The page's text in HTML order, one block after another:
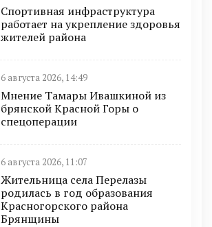
Спортивная инфраструктура
работает на укрепление здоровья
жителей района
6 августа 2026, 14:49
Мнение Тамары Ивашкиной из
брянской Красной Горы о
спецоперации
6 августа 2026, 11:07
Жительница села Перелазы
родилась в год образования
Красногорского района
Брянщины